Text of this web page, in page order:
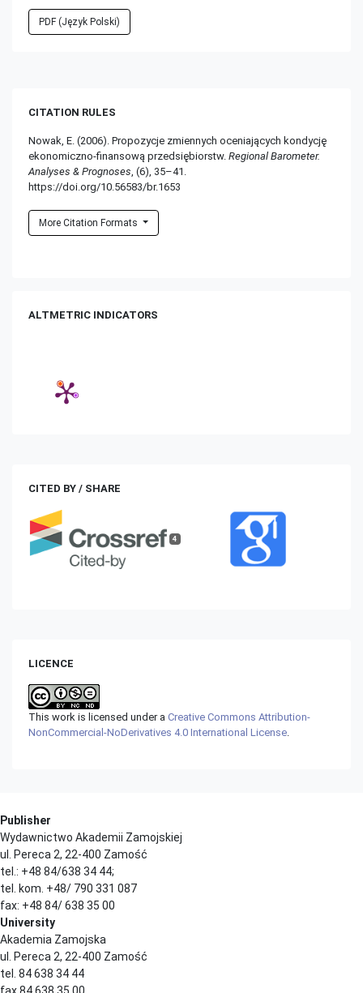
PDF (Język Polski)
CITATION RULES
Nowak, E. (2006). Propozycje zmiennych oceniających kondycję
ekonomiczno-finansową przedsiębiorstw. Regional Barometer.
Analyses & Prognoses , (6), 35–41.
https://doi.org/10.56583/br.1653
More Citation Formats
ALTMETRIC INDICATORS
CITED BY / SHARE
4
LICENCE
This work is licensed under a Creative Commons Attribution-
NonCommercial-NoDerivatives 4.0 International License.
Publisher
Wydawnictwo Akademii Zamojskiej
ul. Pereca 2, 22-400 Zamość
tel.: +48 84/638 34 44;
tel. kom. +48/ 790 331 087
fax: +48 84/ 638 35 00
University
Akademia Zamojska
ul. Pereca 2, 22-400 Zamość
tel. 84 638 34 44